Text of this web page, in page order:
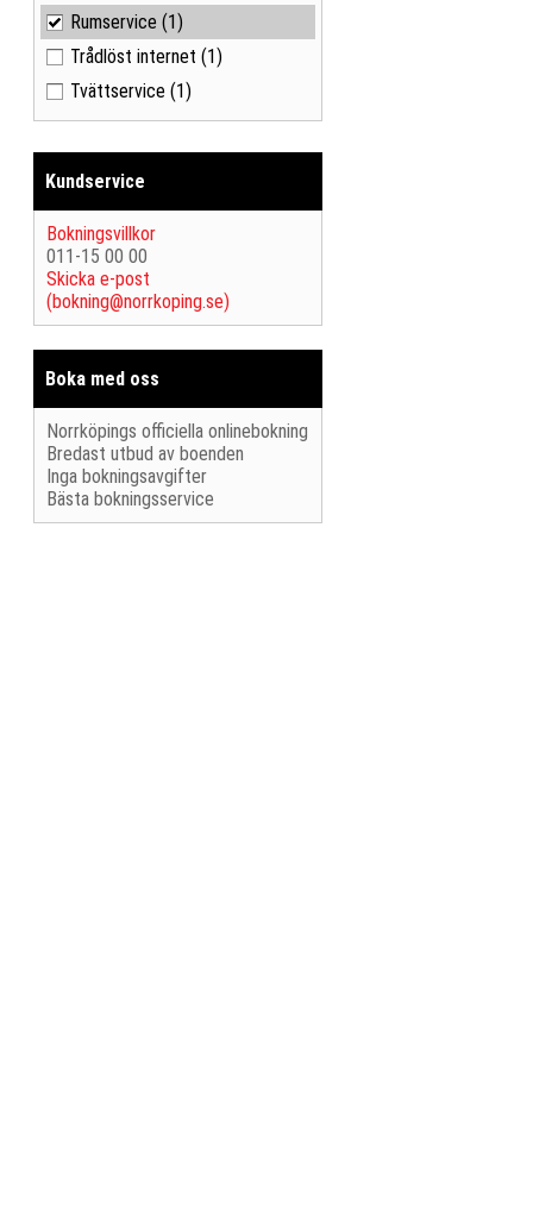
Rumservice (1)
Trådlöst internet (1)
Tvättservice (1)
Kundservice
Bokningsvillkor
011-15 00 00
Skicka e-post
(bokning@norrkoping.se)
Boka med oss
Norrköpings officiella onlinebokning
Bredast utbud av boenden
Inga bokningsavgifter
Bästa bokningsservice